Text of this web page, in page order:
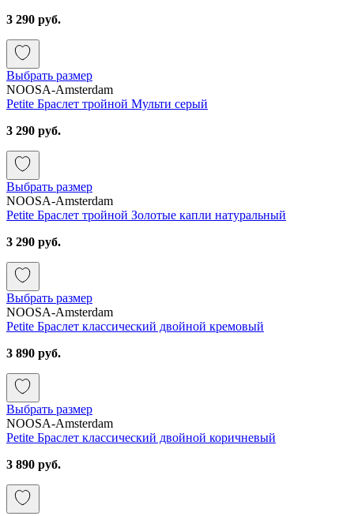
3 290 руб.
Выбрать размер
NOOSA-Amsterdam
Petite Браслет тройной Мульти серый
3 290 руб.
Выбрать размер
NOOSA-Amsterdam
Petite Браслет тройной Золотые капли натуральный
3 290 руб.
Выбрать размер
NOOSA-Amsterdam
Petite Браслет классический двойной кремовый
3 890 руб.
Выбрать размер
NOOSA-Amsterdam
Petite Браслет классический двойной коричневый
3 890 руб.